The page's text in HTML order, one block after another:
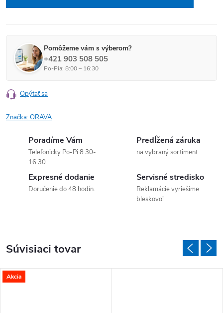
Pomôžeme vám s výberom?
+421 903 508 505
Po-Pia: 8:00 – 16:30
Opýtať sa
Značka:ORAVA
Poradíme Vám
Telefonicky Po-Pi 8:30-
16:30
Predĺžená záruka
na vybraný sortiment.
Expresné dodanie
Doručenie do 48 hodín.
Servisné stredisko
Reklamácie vyriešime
bleskovo!
Súvisiaci tovar
Akcia